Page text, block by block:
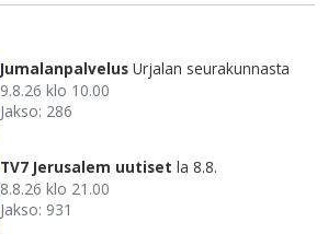
Jumalanpalvelus Urjalan seurakunnasta
9.8.26 klo 10.00
Jakso: 286
TV7 Jerusalem uutiset la 8.8.
8.8.26 klo 21.00
Jakso: 931